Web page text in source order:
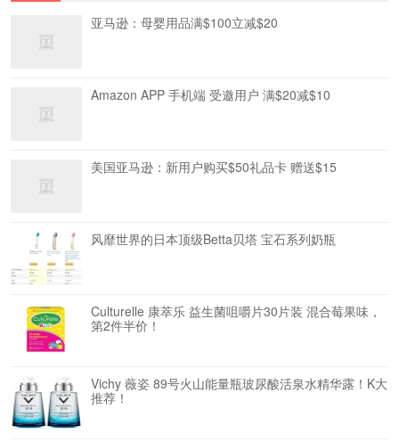
亚马逊：母婴用品满$100立减$20
Amazon APP 手机端 受邀用户 满$20减$10
美国亚马逊：新用户购买$50礼品卡 赠送$15
风靡世界的日本顶级Betta贝塔 宝石系列奶瓶
Culturelle 康萃乐 益生菌咀嚼片30片装 混合莓果味，
第2件半价！
Vichy 薇姿 89号火山能量瓶玻尿酸活泉水精华露！K大
推荐！